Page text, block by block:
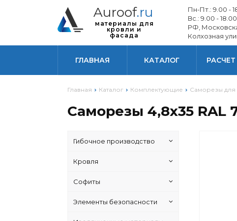
Auroof.ru
материалы для
кровли и
фасада
Пн-Пт.: 9.00 -
Вс.: 9.00 - 18.00
РФ,
Колхозная
ГЛАВНАЯ КАТАЛОГ
Главная Каталог Комплектующие Саморезы для
Саморезы 4,8х35 RAL
Гибочное производство
Кровля
Софиты
Элементы безопасности